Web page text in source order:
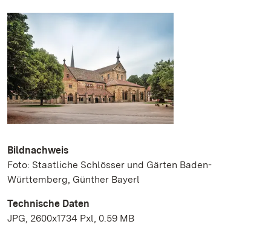
Bildnachweis
Foto: Staatliche Schlösser und Gärten Baden-
Württemberg, Günther Bayerl
Technische Daten
JPG, 2600x1734 Pxl, 0.59 MB